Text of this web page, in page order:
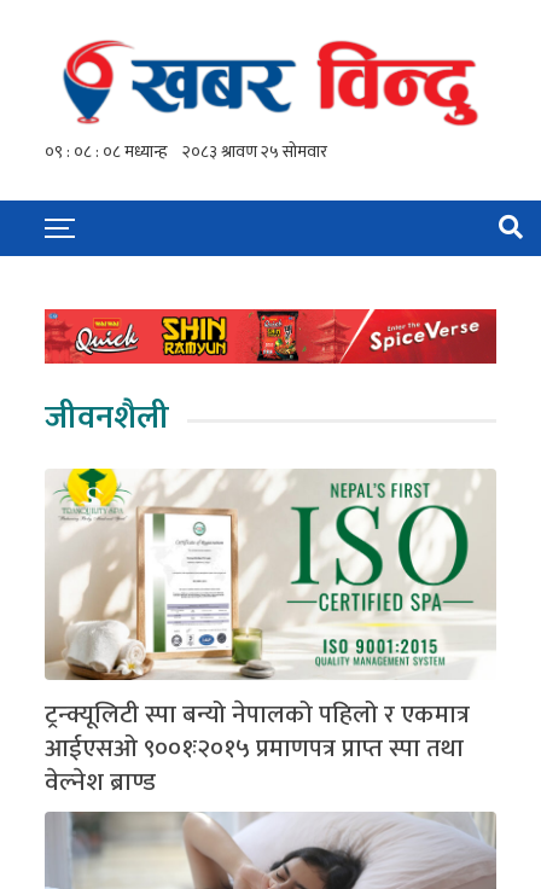
जीवनशैली
ट्रन्क्यूलिटी स्पा बन्यो नेपालको पहिलो र एकमात्र
आईएसओ ९००१ः२०१५ प्रमाणपत्र प्राप्त स्पा तथा
वेल्नेश ब्राण्ड